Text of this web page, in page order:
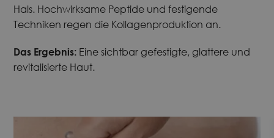
Hals. Hochwirksame Peptide und festigende
Techniken regen die Kollagenproduktion an.
Das Ergebnis: Eine sichtbar gefestigte, glattere und
revitalisierte Haut.